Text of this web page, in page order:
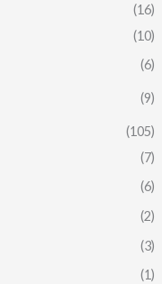
(16)
(10)
(6)
(9)
(105)
(7)
(6)
(2)
(3)
(1)